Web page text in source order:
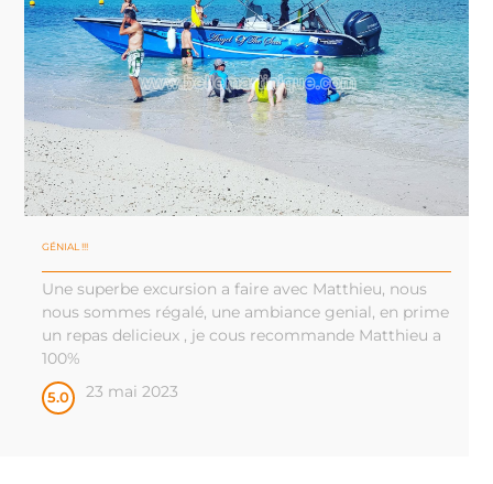
GÉNIAL !!!
Une superbe excursion a faire avec Matthieu, nous
nous sommes régalé, une ambiance genial, en prime
un repas delicieux , je cous recommande Matthieu a
100%
5.0 23 mai 2023